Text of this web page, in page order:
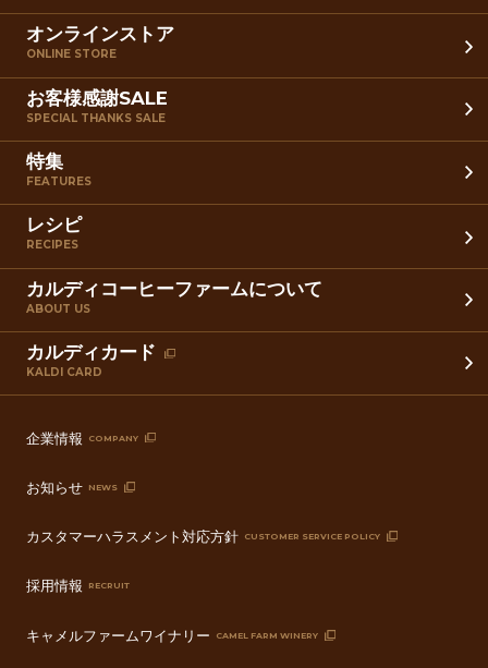
オンラインストア
ONLINE STORE
お客様感謝SALE
SPECIAL THANKS SALE
特集
FEATURES
レシピ
RECIPES
カルディコーヒーファームについて
ABOUT US
カルディカード
KALDI CARD
企業情報 COMPANY
お知らせ NEWS
カスタマーハラスメント対応方針 CUSTOMER SERVICE POLICY
採用情報 RECRUIT
キャメルファームワイナリー CAMEL FARM WINERY